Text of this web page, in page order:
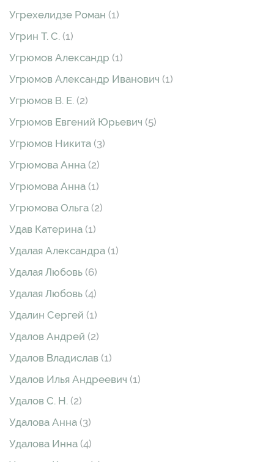
Угрехелидзе Роман (1)
Угрин Т. С. (1)
Угрюмов Александр (1)
Угрюмов Александр Иванович (1)
Угрюмов В. Е. (2)
Угрюмов Евгений Юрьевич (5)
Угрюмов Никита (3)
Угрюмова Анна (2)
Угрюмова Анна (1)
Угрюмова Ольга (2)
Удав Катерина (1)
Удалая Александра (1)
Удалая Любовь (6)
Удалая Любовь (4)
Удалин Сергей (1)
Удалов Андрей (2)
Удалов Владислав (1)
Удалов Илья Андреевич (1)
Удалов С. Н. (2)
Удалова Анна (3)
Удалова Инна (4)